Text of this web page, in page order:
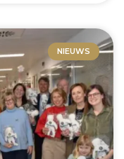
NIEUWS